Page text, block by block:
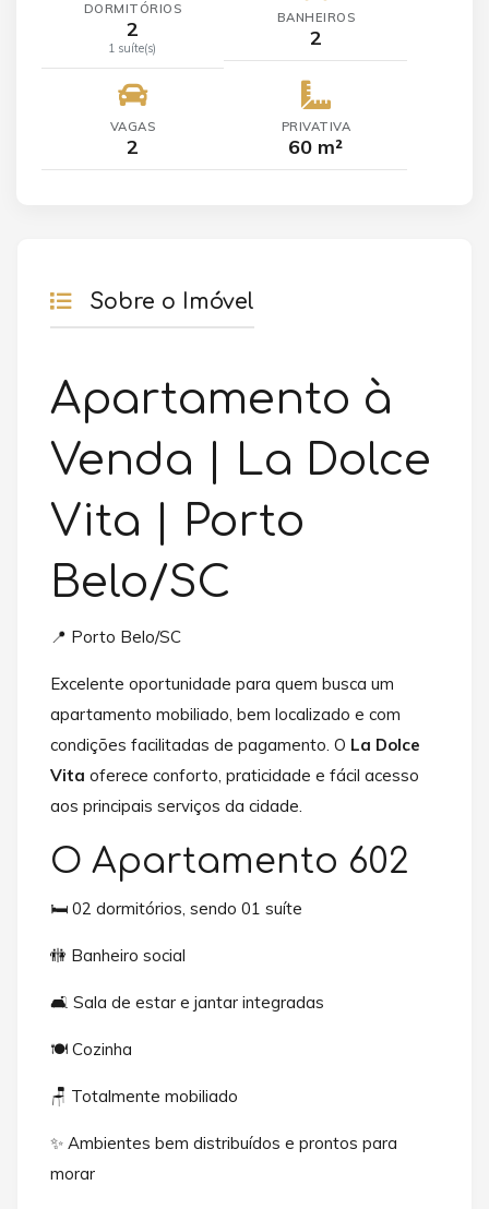
DORMITÓRIOS
2
1 suíte(s)
BANHEIROS
2
VAGAS
2
PRIVATIVA
60 m²
Sobre o Imóvel
Apartamento à
Venda | La Dolce
Vita | Porto
Belo/SC
📍 Porto Belo/SC
Excelente oportunidade para quem busca um
apartamento mobiliado, bem localizado e com
condições facilitadas de pagamento. O La Dolce
Vita oferece conforto, praticidade e fácil acesso
aos principais serviços da cidade.
O Apartamento 602
🛏️ 02 dormitórios, sendo 01 suíte
🚻 Banheiro social
🛋️ Sala de estar e jantar integradas
🍽️ Cozinha
🪑 Totalmente mobiliado
✨ Ambientes bem distribuídos e prontos para
morar